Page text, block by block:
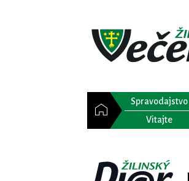
Spravodajstvo
Vitajte